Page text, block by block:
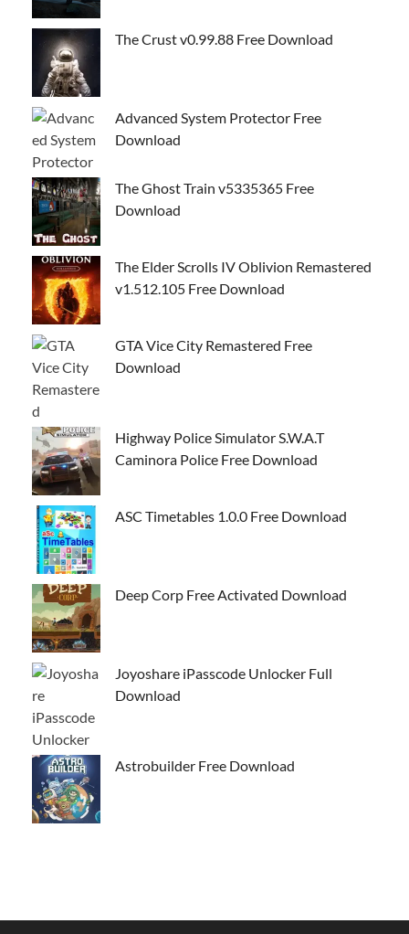
The Crust v0.99.88 Free Download
Advanced System Protector Free
Download
The Ghost Train v5335365 Free
Download
The Elder Scrolls IV Oblivion Remastered
v1.512.105 Free Download
GTA Vice City Remastered Free
Download
Highway Police Simulator S.W.A.T
Caminora Police Free Download
ASC Timetables 1.0.0 Free Download
Deep Corp Free Activated Download
Joyoshare iPasscode Unlocker Full
Download
Astrobuilder Free Download